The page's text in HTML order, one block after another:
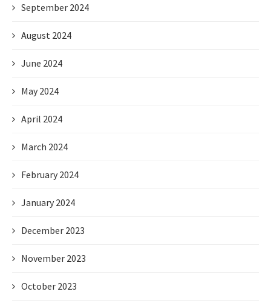
September 2024
August 2024
June 2024
May 2024
April 2024
March 2024
February 2024
January 2024
December 2023
November 2023
October 2023